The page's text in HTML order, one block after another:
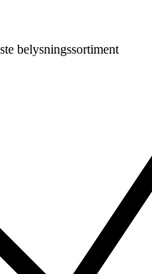
belysningssortiment